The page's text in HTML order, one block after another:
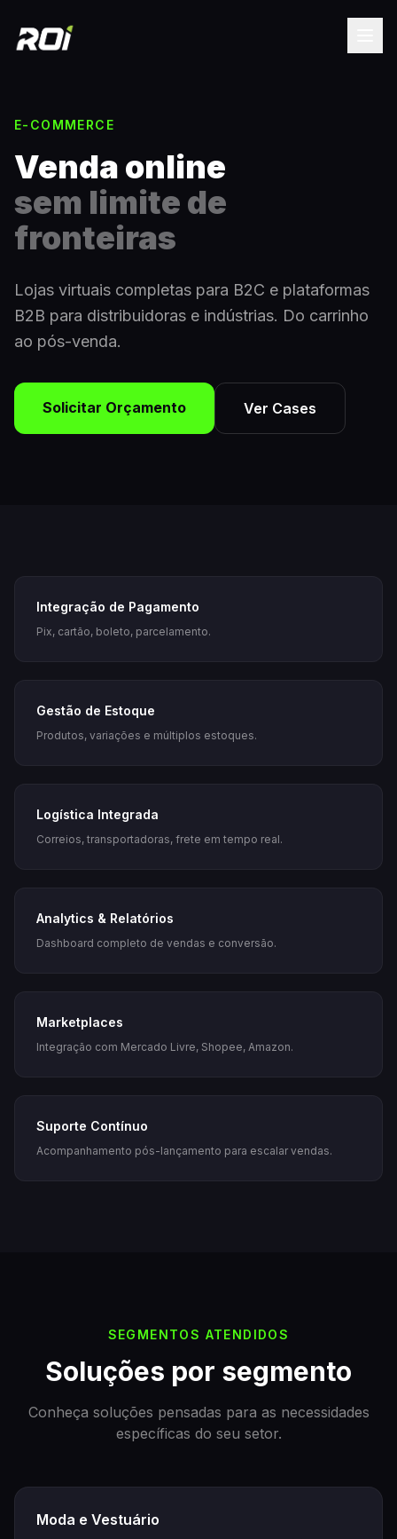
E-COMMERCE
Venda online
sem limite de
fronteiras
Lojas virtuais completas para B2C e plataformas
B2B para distribuidoras e indústrias. Do carrinho
ao pós-venda.
Solicitar Orçamento Ver Cases
Integração de Pagamento
Pix, cartão, boleto, parcelamento.
Gestão de Estoque
Produtos, variações e múltiplos estoques.
Logística Integrada
Correios, transportadoras, frete em tempo real.
Analytics & Relatórios
Dashboard completo de vendas e conversão.
Marketplaces
Integração com Mercado Livre, Shopee, Amazon.
Suporte Contínuo
Acompanhamento pós-lançamento para escalar vendas.
SEGMENTOS ATENDIDOS
Soluções por segmento
Conheça soluções pensadas para as necessidades
específicas do seu setor.
Moda e Vestuário